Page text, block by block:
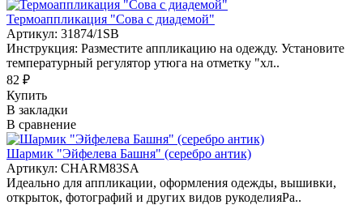
Термоаппликация "Сова с диадемой"
Артикул: 31874/1SB
Инструкция: Разместите аппликацию на одежду. Установите
температурный регулятор утюга на отметку "хл..
82 ₽
Купить
В закладки
В сравнение
Шармик "Эйфелева Башня" (серебро антик)
Артикул: CHARM83SA
Идеально для аппликации, оформления одежды, вышивки,
открыток, фотографий и других видов рукоделияРа..